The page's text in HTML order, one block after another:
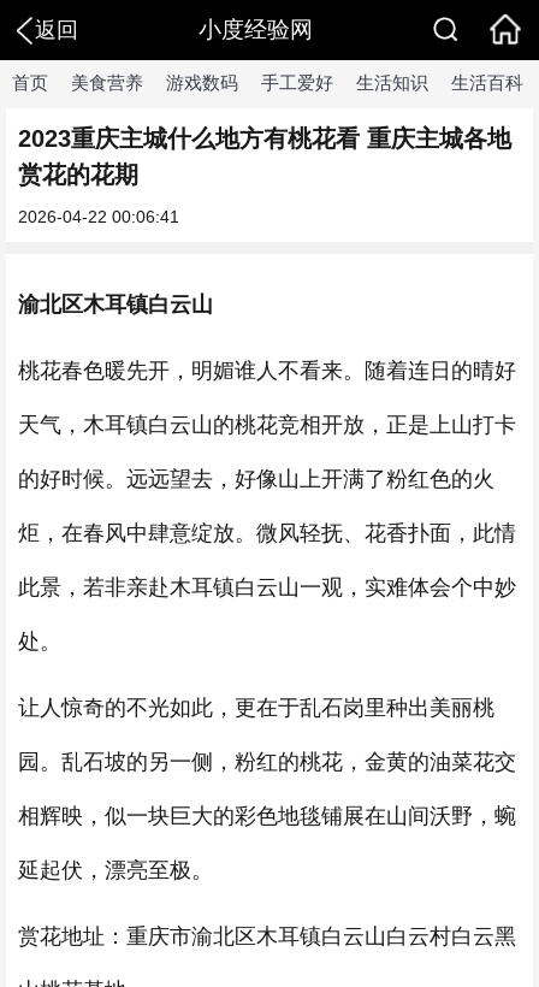
返回 小度经验网
首页 美食营养 游戏数码 手工爱好 生活知识 生活百科
2023重庆主城什么地方有桃花看 重庆主城各地
赏花的花期
2026-04-22 00:06:41
渝北区木耳镇白云山
桃花春色暖先开，明媚谁人不看来。随着连日的晴好
天气，木耳镇白云山的桃花竞相开放，正是上山打卡
的好时候。远远望去，好像山上开满了粉红色的火
炬，在春风中肆意绽放。微风轻抚、花香扑面，此情
此景，若非亲赴木耳镇白云山一观，实难体会个中妙
处。
让人惊奇的不光如此，更在于乱石岗里种出美丽桃
园。乱石坡的另一侧，粉红的桃花，金黄的油菜花交
相辉映，似一块巨大的彩色地毯铺展在山间沃野，蜿
延起伏，漂亮至极。
赏花地址：重庆市渝北区木耳镇白云山白云村白云黑